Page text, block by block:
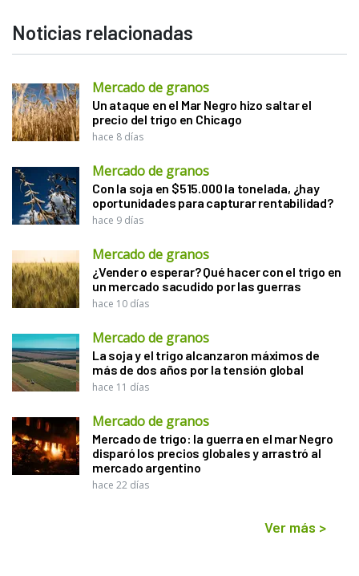
Noticias relacionadas
Mercado de granos
Un ataque en el Mar Negro hizo saltar el
precio del trigo en Chicago
hace 8 días
Mercado de granos
Con la soja en $515.000 la tonelada, ¿hay
oportunidades para capturar rentabilidad?
hace 9 días
Mercado de granos
¿Vender o esperar? Qué hacer con el trigo en
un mercado sacudido por las guerras
hace 10 días
Mercado de granos
La soja y el trigo alcanzaron máximos de
más de dos años por la tensión global
hace 11 días
Mercado de granos
Mercado de trigo: la guerra en el mar Negro
disparó los precios globales y arrastró al
mercado argentino
hace 22 días
Ver más >